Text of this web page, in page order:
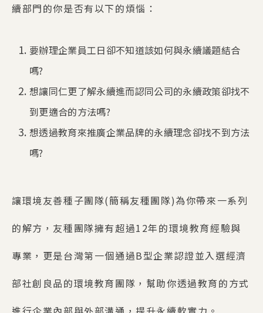
續部門的你是否有以下的煩惱：
要辦理企業員工日卻不知道該如何與永續議題結合
嗎?
想讓同仁更了解永續進而認同公司的永續政策卻找不
到更適合的方法嗎?
想透過教育來推廣企業品牌的永續理念卻找不到方法
嗎?
讓環境友善種子團隊(簡稱友種團隊)為你帶來一系列
的解方，友種團隊擁有超過12年的環境教育經驗與
專業，更是台灣第一個通過B型企業認證並入選經濟
部社創良品的環境教育團隊，幫助你透過教育的方式